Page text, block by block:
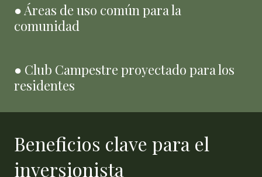
● Áreas de uso común para la
comunidad
● Club Campestre proyectado para los
residentes
Beneficios clave para el
inversionista